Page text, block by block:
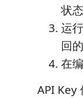
状态
运行
回
在
API Key